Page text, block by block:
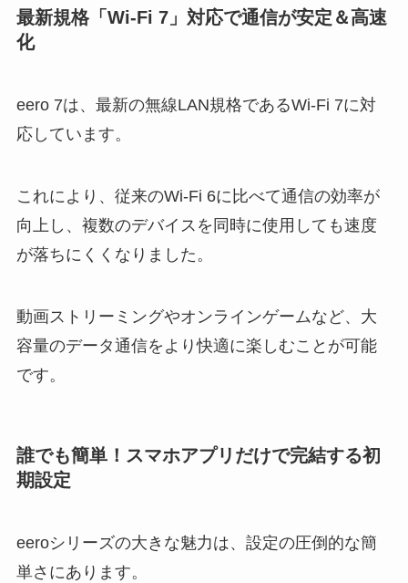
最新規格「Wi-Fi 7」対応で通信が安定＆高速
化
eero 7は、最新の無線LAN規格であるWi-Fi 7に対
応しています。
これにより、従来のWi-Fi 6に比べて通信の効率が
向上し、複数のデバイスを同時に使用しても速度
が落ちにくくなりました。
動画ストリーミングやオンラインゲームなど、大
容量のデータ通信をより快適に楽しむことが可能
です。
誰でも簡単！スマホアプリだけで完結する初
期設定
eeroシリーズの大きな魅力は、設定の圧倒的な簡
単さにあります。